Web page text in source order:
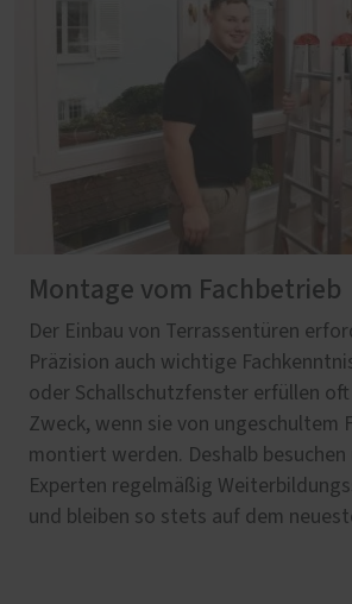
Montage vom Fachbetrieb
Der Einbau von Terrassentüren
Präzision auch wichtige
oder Schallschutzfenster erfüllen
Zweck, wenn sie von ungeschultem
montiert werden. Deshalb
Experten regelmäßig
und bleiben so stets auf dem